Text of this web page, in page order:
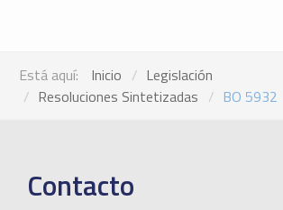
Está aquí: Inicio
Legislación
Resoluciones Sintetizadas
BO 5932
Contacto